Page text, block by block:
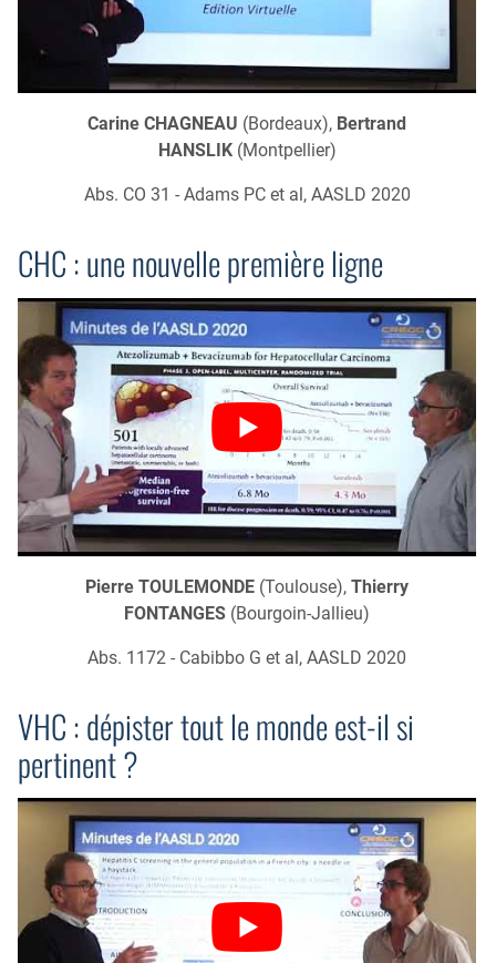
Carine CHAGNEAU (Bordeaux), Bertrand
HANSLIK(Montpellier)
Abs. CO 31 - Adams PC et al, AASLD 2020
CHC : une nouvelle première ligne
Pierre TOULEMONDE (Toulouse),Thierry
FONTANGES (Bourgoin-Jallieu)
Abs. 1172 - Cabibbo G et al, AASLD 2020
VHC : dépister tout le monde est-il si
pertinent ?